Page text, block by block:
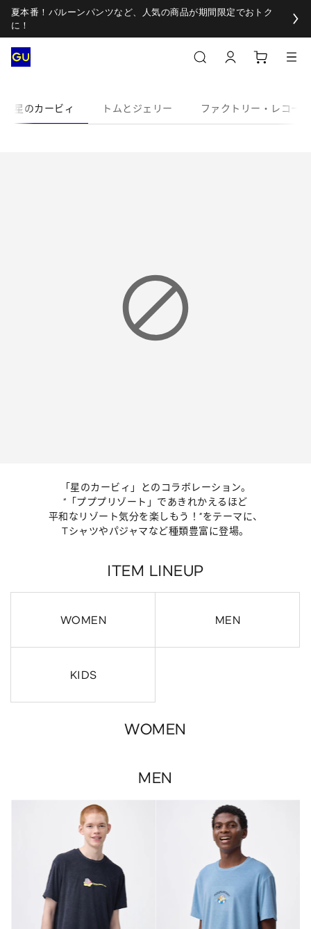
夏本番！バルーンパンツなど、人気の商品が期間限定でおトク
に！
星のカービィ トムとジェリー ファクトリー・レコード
「星のカービィ」とのコラボレーション。
“「プププリゾート」であきれかえるほど
平和なリゾート気分を楽しもう！”をテーマに、
Tシャツやパジャマなど種類豊富に登場。
ITEM LINEUP
WOMEN MEN
KIDS
WOMEN
MEN